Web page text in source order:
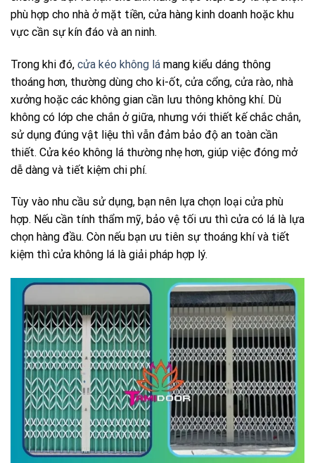
phù hợp cho nhà ở mặt tiền, cửa hàng kinh doanh hoặc khu
vực cần sự kín đáo và an ninh.
Trong khi đó, cửa kéo không lá mang kiểu dáng thông
thoáng hơn, thường dùng cho ki-ốt, cửa cổng, cửa rào, nhà
xưởng hoặc các không gian cần lưu thông không khí. Dù
không có lớp che chắn ở giữa, nhưng với thiết kế chắc chắn,
sử dụng đúng vật liệu thì vẫn đảm bảo độ an toàn cần
thiết. Cửa kéo không lá thường nhẹ hơn, giúp việc đóng mở
dễ dàng và tiết kiệm chi phí.
Tùy vào nhu cầu sử dụng, bạn nên lựa chọn loại cửa phù
hợp. Nếu cần tính thẩm mỹ, bảo vệ tối ưu thì cửa có lá là lựa
chọn hàng đầu. Còn nếu bạn ưu tiên sự thoáng khí và tiết
kiệm thì cửa không lá là giải pháp hợp lý.